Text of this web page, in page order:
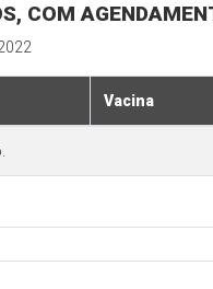
COM
Vacina